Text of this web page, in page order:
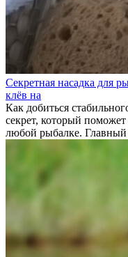
Секретная насадка для
клёв на
Как добиться
секрет, который
любой рыбалке.